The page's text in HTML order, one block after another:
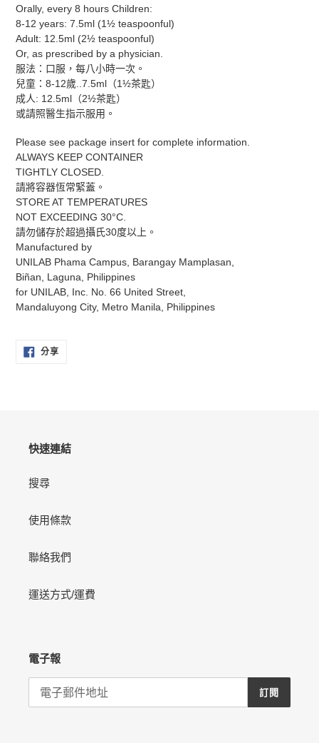
Orally, every 8 hours Children:
8-12 years: 7.5ml (1½ teaspoonful)
Adult: 12.5ml (2½ teaspoonful)
Or, as prescribed by a physician.
服法：口服，每八小時一次。
兒童：8-12歲..7.5ml（1½茶匙）
成人: 12.5ml（2½茶匙）
或請照醫生指示服用。
Please see package insert for complete information.
ALWAYS KEEP CONTAINER
TIGHTLY CLOSED.
請將容器恆常緊蓋。
STORE AT TEMPERATURES
NOT EXCEEDING 30°C.
請勿儲存於超過攝氏30度以上。
Manufactured by
UNILAB Phama Campus, Barangay Mamplasan,
Biñan, Laguna, Philippines
for UNILAB, Inc. No. 66 United Street,
Mandaluyong City, Metro Manila, Philippines
分享分
快速連結
搜尋
使用條款
聯絡我們
運送方式/運費
電子報
訂閱